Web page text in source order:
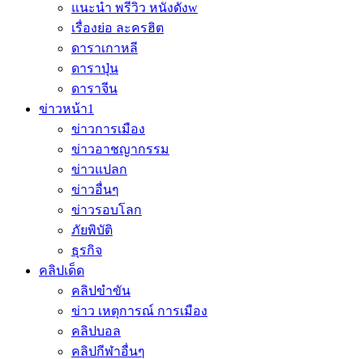
แนะนำ พรีวิว หนังดังw
เรื่องย่อ ละครฮิต
ดาราเกาหลี
ดาราปุ่น
ดาราจีน
ข่าวหน้า1
ข่าวการเมือง
ข่าวอาชญากรรม
ข่าวแปลก
ข่าวอื่นๆ
ข่าวรอบโลก
ภัยพิบัติ
ธุรกิจ
คลิปเด็ด
คลิปขำขัน
ข่าว เหตุการณ์ การเมือง
คลิปบอล
คลิปกีฬาอื่นๆ